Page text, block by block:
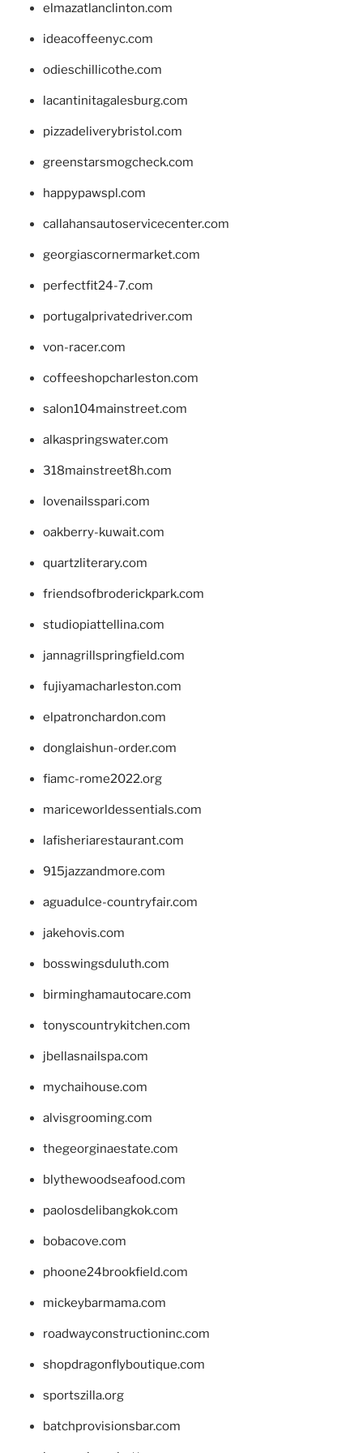
elmazatlanclinton.com
ideacoffeenyc.com
odieschillicothe.com
lacantinitagalesburg.com
pizzadeliverybristol.com
greenstarsmogcheck.com
happypawspl.com
callahansautoservicecenter.com
georgiascornermarket.com
perfectfit24-7.com
portugalprivatedriver.com
von-racer.com
coffeeshopcharleston.com
salon104mainstreet.com
alkaspringswater.com
318mainstreet8h.com
lovenailsspari.com
oakberry-kuwait.com
quartzliterary.com
friendsofbroderickpark.com
studiopiattellina.com
jannagrillspringfield.com
fujiyamacharleston.com
elpatronchardon.com
donglaishun-order.com
fiamc-rome2022.org
mariceworldessentials.com
lafisheriarestaurant.com
915jazzandmore.com
aguadulce-countryfair.com
jakehovis.com
bosswingsduluth.com
birminghamautocare.com
tonyscountrykitchen.com
jbellasnailspa.com
mychaihouse.com
alvisgrooming.com
thegeorginaestate.com
blythewoodseafood.com
paolosdelibangkok.com
bobacove.com
phoone24brookfield.com
mickeybarmama.com
roadwayconstructioninc.com
shopdragonflyboutique.com
sportszilla.org
batchprovisionsbar.com